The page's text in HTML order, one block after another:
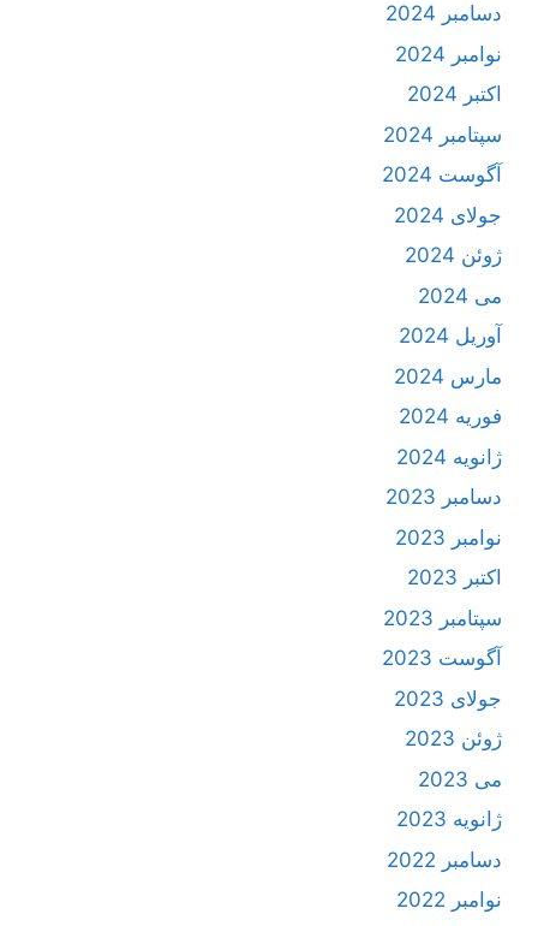
دسامبر 2024
نوامبر 2024
اکتبر 2024
سپتامبر 2024
آگوست 2024
جولای 2024
ژوئن 2024
می 2024
آوریل 2024
مارس 2024
فوریه 2024
ژانویه 2024
دسامبر 2023
نوامبر 2023
اکتبر 2023
سپتامبر 2023
آگوست 2023
جولای 2023
ژوئن 2023
می 2023
ژانویه 2023
دسامبر 2022
نوامبر 2022